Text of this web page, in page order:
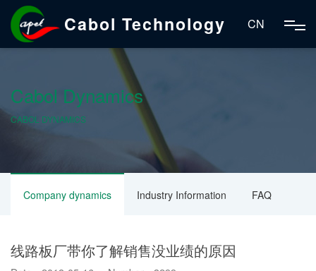
Cabol Technology CN
Cabol Dynamics
CABOL DYNAMICS
Company dynamics Industry Information FAQ
线路板厂带你了解销售没业绩的原因